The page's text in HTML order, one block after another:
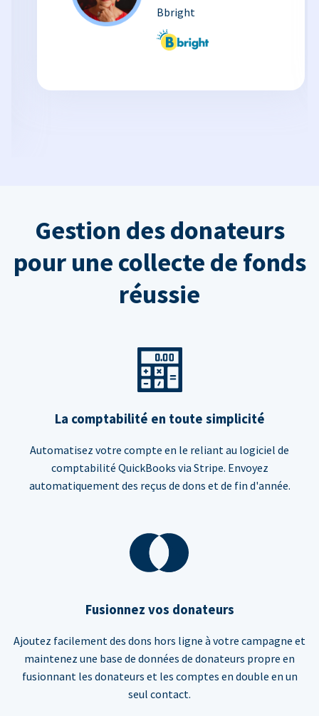
Bbright
Gestion des donateurs
pour une collecte de fonds
réussie
La comptabilité en toute simplicité
Automatisez votre compte en le reliant au logiciel de
comptabilité QuickBooks via Stripe. Envoyez
automatiquement des reçus de dons et de fin d'année.
Fusionnez vos donateurs
Ajoutez facilement des dons hors ligne à votre campagne et
maintenez une base de données de donateurs propre en
fusionnant les donateurs et les comptes en double en un
seul contact.